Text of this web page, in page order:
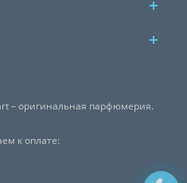
– оригинальная парфюмерия.
к оплате: